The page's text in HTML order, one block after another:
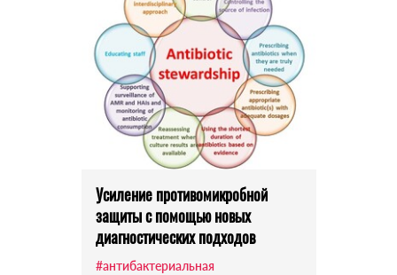
Усиление противомикробной
защиты с помощью новых
диагностических подходов
#антибактериальная